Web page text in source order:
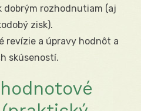
dobrým rozhodnutiam (aj
zisk).
revízie a úpravy hodnôt a
skúseností.